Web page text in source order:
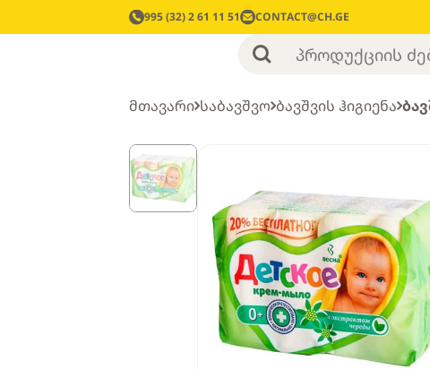
995 (32) 2 61 11 51 CONTACT@CH.GE
მთავარი საბავშვო ბავშვის ჰიგიენა